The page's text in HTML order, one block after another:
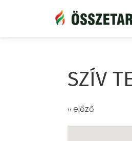
SZÍV
‹‹ előző